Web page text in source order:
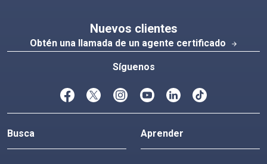
Nuevos clientes
Obtén una llamada de un agente certificado arrow_forward
Síguenos
Busca Aprender